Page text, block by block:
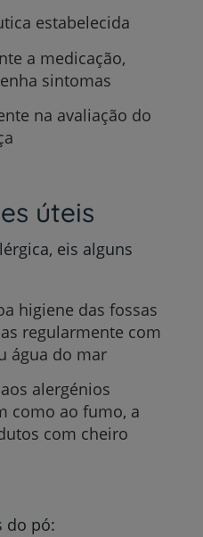
estabelecida
a medicação,
sintomas
na avaliação do
úteis
eis alguns
higiene das fossas
regularmente com
água do mar
alergénios
como ao fumo, a
com cheiro
do pó: